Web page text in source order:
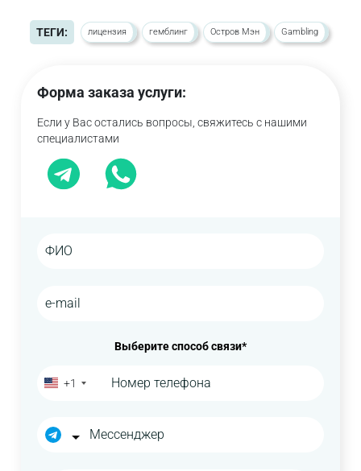
ТЕГИ: лицензия гемблинг Остров Мэн Gambling
Форма заказа услуги:
Если у Вас остались вопросы, свяжитесь с нашими
специалистами
Выберите способ связи*
+1